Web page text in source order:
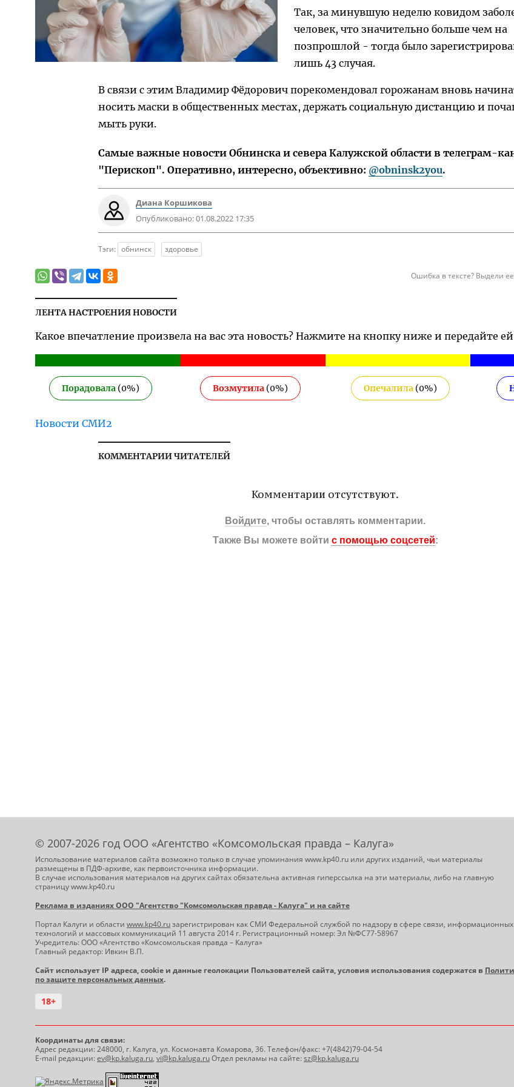
Так, за минувшую неделю ковидом
человек, что значительно больше чем на
позпрошлой - тогда было
лишь 43 случая.
В связи с этим Владимир Фёдорович порекомендовал горожанам вновь
носить маски в общественных местах, держать социальную дистанцию и
мыть руки.
Самые важные новости Обнинска и севера Калужской области в телеграм-
"Перископ". Оперативно, интересно, объективно: @obninsk2you.
Диана Коршикова
Опубликовано:01.08.2022 17:35
Тэги: обнинск здоровье
Ошибка в тексте? Выдели
ЛЕНТА НАСТРОЕНИЯ НОВОСТИ
Какое впечатление произвела на вас эта новость? Нажмите на кнопку ниже и передайте
Порадовала (0%) Возмутила (0%) Опечалила(0%)
Новости СМИ2
КОММЕНТАРИИ ЧИТАТЕЛЕЙ
Комментарии отсутствуют.
Войдите, чтобы оставлять комментарии.
Также Вы можете войти с помощью соцсетей:
© 2007-2026 год ООО «Агентство «Комсомольская правда – Калуга»
Использование материалов сайта возможно только в случае упоминания www.kp40.ru или других изданий, чьи материалы
размещены в ПДФ-архиве, как первоисточника информации.
В случае использования материалов на других сайтах обязательна активная гиперссылка на эти материалы, либо на главную
страницу www.kp40.ru
Реклама в изданиях ООО "Агентство "Комсомольская правда - Калуга" и на сайте
Портал Калуги и области www.kp40.ruзарегистрирован как СМИ Федеральной службой по надзору в сфере связи, информационных
технологий и массовых коммуникаций 11 августа 2014 г. Регистрационный номер: Эл №ФС77-58967
Учредитель: ООО «Агентство «Комсомольская правда – Калуга»
Главный редактор: Ивкин В.П.
Сайт использует IP адреса, cookie и данные геолокации Пользователей сайта, условия использования содержатся в
по защите персональных данных.
18+
Координаты для связи:
Адрес редакции: 248000, г. Калуга, ул. Космонавта Комарова, 36. Телефон/факс: +7(4842)79-04-54
E-mail редакции:ev@kp.kaluga.ru, vi@kp.kaluga.ruОтдел рекламы на сайте:sz@kp.kaluga.ru